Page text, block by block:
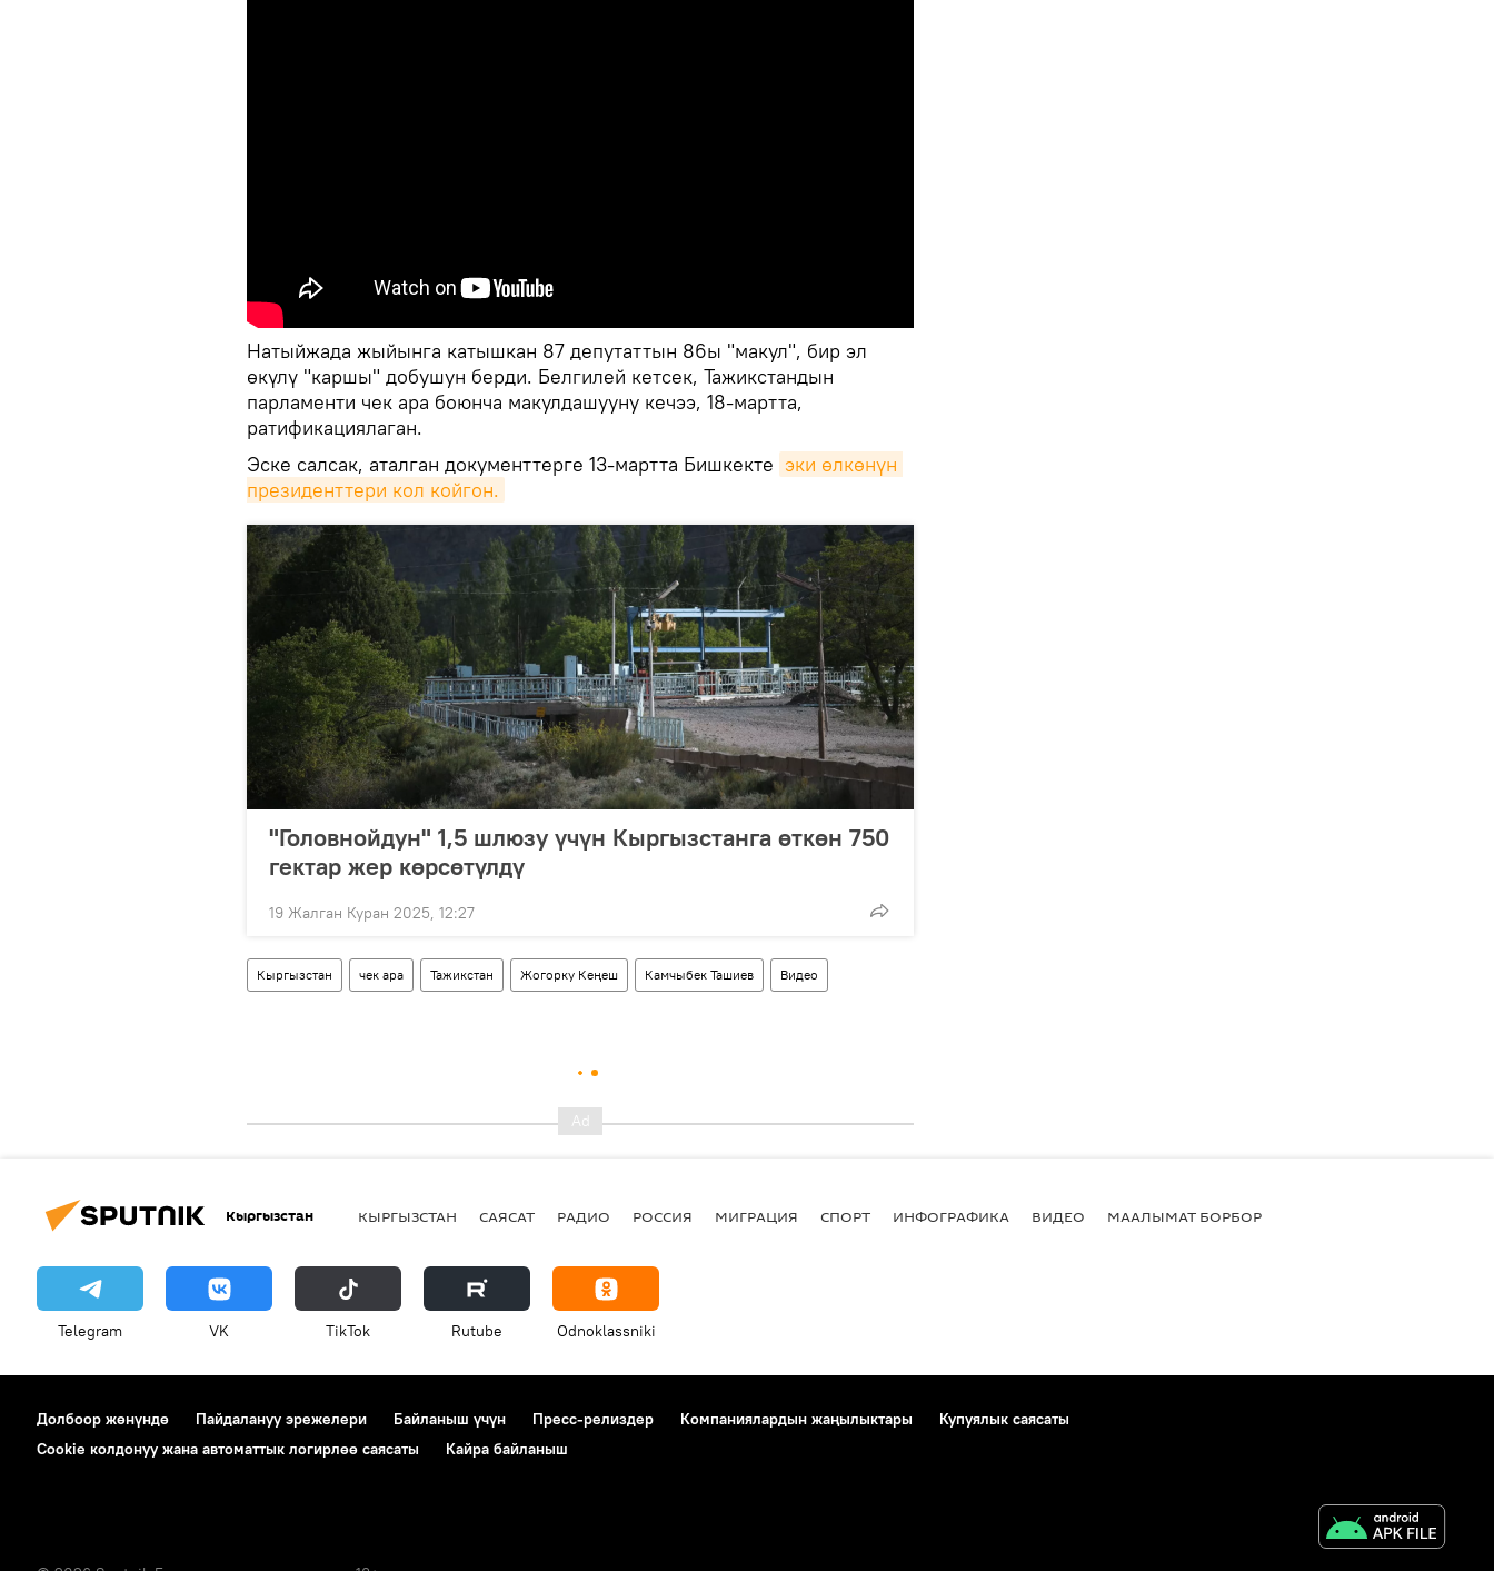
Натыйжада жыйынга катышкан 87 депутаттын 86ы "макул", бир эл
өкүлү "каршы" добушун берди. Белгилей кетсек, Тажикстандын
парламенти чек ара боюнча макулдашууну кечээ, 18-мартта,
ратификациялаган.
Эске салсак, аталган документтерге 13-мартта Бишкекте эки өлкөнүн
президенттери кол койгон.
"Головнойдун" 1,5 шлюзу үчүн Кыргызстанга өткөн 750
гектар жер көрсөтүлдү
19 Жалган Куран 2025, 12:27
Кыргызстан чек ара Тажикстан Жогорку Кеңеш Камчыбек Ташиев Видео
Кыргызстан КЫРГЫЗСТАН САЯСАТ РАДИО РОССИЯ МИГРАЦИЯ СПОРТ ИНФОГРАФИКА ВИДЕО МААЛЫМАТ БОРБОР
Telegram VK ТikТоk Rutube Odnoklassniki
Долбоор жөнүндө Пайдалануу эрежелери Байланыш үчүн Пресс-релиздер Компаниялардын жаңылыктары
Купуялык саясаты
Cookie колдонуу жана автоматтык логирлөө саясаты
Кайра байланыш